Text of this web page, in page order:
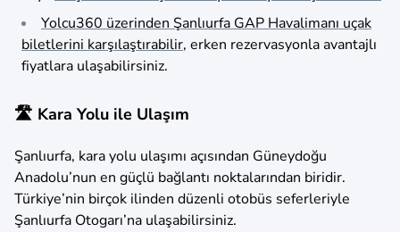
Yolcu360 üzerinden Şanlıurfa GAP Havalimanı uçak
biletlerini karşılaştırabilir, erken rezervasyonla avantajlı
fiyatlara ulaşabilirsiniz.
🛣️ Kara Yolu ile Ulaşım
Şanlıurfa, kara yolu ulaşımı açısından Güneydoğu
Anadolu’nun en güçlü bağlantı noktalarından biridir.
Türkiye’nin birçok ilinden düzenli otobüs seferleriyle
Şanlıurfa Otogarı’na ulaşabilirsiniz.